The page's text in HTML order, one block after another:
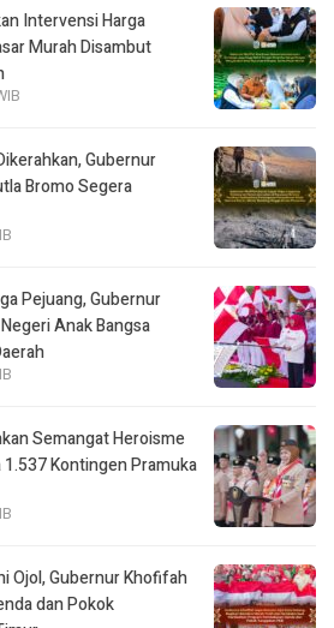
Intervensi Harga
Murah Disambut
Gubernur
Bromo Segera
Pejuang, Gubernur
Anak Bangsa
Semangat Heroisme
Kontingen Pramuka
Ojol, Gubernur Khofifah
dan Pokok